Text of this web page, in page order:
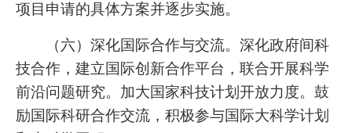
项目申请的具体方案并逐步实施。
（六）深化国际合作与交流。深化政府间科
技合作，建立国际创新合作平台，联合开展科学
前沿问题研究。加大国家科技计划开放力度。鼓
励国际科研合作交流，积极参与国际大科学计划